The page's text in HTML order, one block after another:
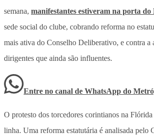
semana, manifestantes estiveram na porta do
sede social do clube, cobrando reforma no
mais ativa do Conselho Deliberativo, e contra a
dirigentes que ainda são influentes.
Entre no canal de WhatsApp do
O protesto dos torcedores corintianos na Flórida
linha. Uma reforma estatutária é analisada pelo